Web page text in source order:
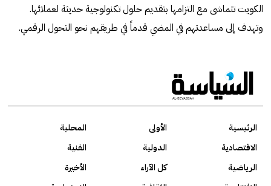
الكويت تتماشى مع التزامها بتقديم حلول تكنولوجية حديثة لعملائها.
وتهدف إلى مساعدتهم في المضي قدماً في طريقهم نحو التحول الرقمي.
الرئيسية الأولى
المحلية
الاقتصادية
الدولية
الفنية
الرياضية
كل الآراء
الأخيرة